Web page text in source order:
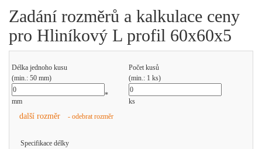
Zadání rozměrů a kalkulace ceny
pro Hliníkový L profil 60x60x5
Délka jednoho kusu
(min.: 50 mm)
Počet kusů
(min.: 1 ks)
mm
*
ks
další rozměr - odebrat rozměr
Specifikace délky